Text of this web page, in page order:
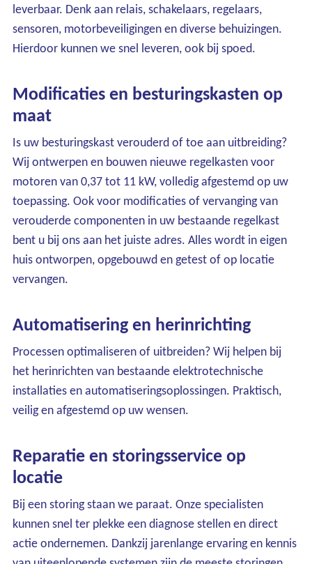
Ons assortiment
Onze merken
leverbaar. Denk aan relais, schakelaars, regelaars,
sensoren, motorbeveiligingen en diverse behuizingen.
Hierdoor kunnen we snel leveren, ook bij spoed.
Modificaties en besturingskasten op
maat
Is uw besturingskast verouderd of toe aan uitbreiding?
Wij ontwerpen en bouwen nieuwe regelkasten voor
motoren van 0,37 tot 11 kW, volledig afgestemd op uw
toepassing. Ook voor modificaties of vervanging van
verouderde componenten in uw bestaande regelkast
bent u bij ons aan het juiste adres. Alles wordt in eigen
huis ontworpen, opgebouwd en getest of op locatie
vervangen.
Automatisering en herinrichting
Processen optimaliseren of uitbreiden? Wij helpen bij
het herinrichten van bestaande elektrotechnische
installaties en automatiseringsoplossingen. Praktisch,
veilig en afgestemd op uw wensen.
Reparatie en storingsservice op
locatie
Bij een storing staan we paraat. Onze specialisten
kunnen snel ter plekke een diagnose stellen en direct
actie ondernemen. Dankzij jarenlange ervaring en kennis